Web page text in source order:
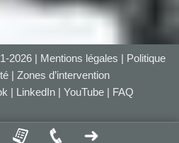
2026 | Mentions légales | Politique
| Zones d’intervention
| LinkedIn| YouTube| FAQ